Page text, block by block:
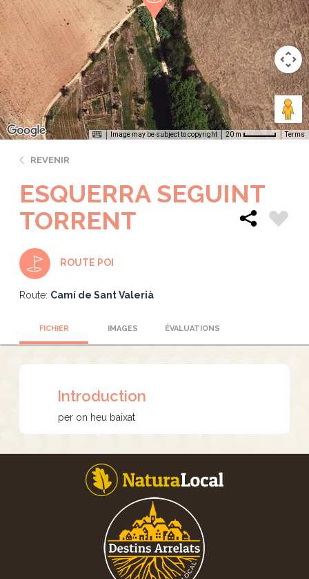
Image may be subject to copyright 20 m Terms
REVENIR
ESQUERRA SEGUINT
TORRENT
ROUTE POI
Route: Camí de Sant Valerià
FICHIER IMAGES ÉVALUATIONS
Introduction
per on heu baixat